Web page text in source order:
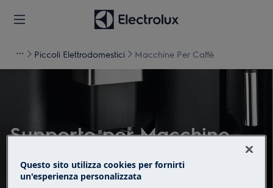
Piccoli Elettrodomestici Macchine Per Caffè
Supporto per Macchine
Questo sito utilizza cookies per fornirti
un'esperienza personalizzata